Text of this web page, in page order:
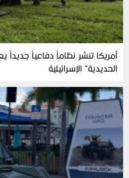
أمريكا تنشر نظاماً دفاعياً جديداً
الحديدية” الإسرائيلية